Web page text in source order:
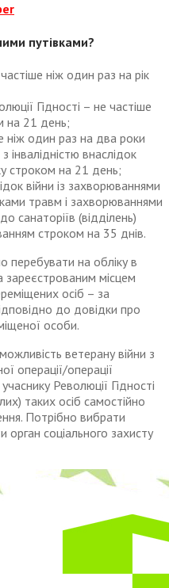
путівками?
ніж один раз на рік
Гідності – не частіше
на 21 день;
ніж один раз на два роки
внаслідок
строком на 21 день;
війни із захворюваннями
травм і захворюваннями
санаторіїв (відділень)
строком на 35 днів.
перебувати на обліку в
зареєстрованим місцем
осіб – за
до довідки про
особи.
ветерану війни з
операції/операції
Революції Гідності
таких осіб самостійно
Потрібно вибрати
соціального захисту